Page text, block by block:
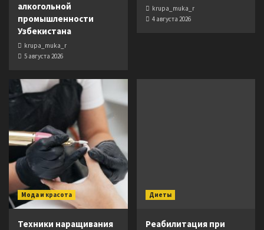
алкогольной
промышленности
Узбекистана
krupa_muka_r
5 августа 2026
krupa_muka_r
4 августа 2026
Мода и красота
Техники наращивания
Диеты
Реабилитация при